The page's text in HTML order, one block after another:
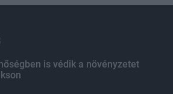
is védik a növényzetet